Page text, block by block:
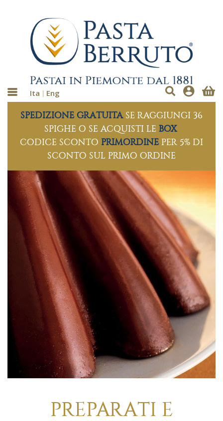
Ita Eng
SPEDIZIONE GRATUITA SE RAGGIUNGI 36
SPIGHE O SE ACQUISTI LE BOX
CODICE SCONTO PRIMORDINE PER 5% DI
SCONTO SUL PRIMO ORDINE
PREPARATI E